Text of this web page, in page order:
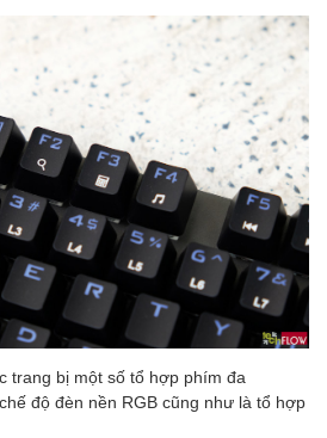
trang bị một số tổ hợp phím đa
độ đèn nền RGB cũng như là tổ hợp